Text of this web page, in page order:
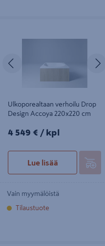
Ulkoporealtaan verhoilu Drop
Design Accoya 220x220 cm
4549€/kpl
4 549 € / kpl
Lue lisää
Vain myymälöistä
Tilaustuote